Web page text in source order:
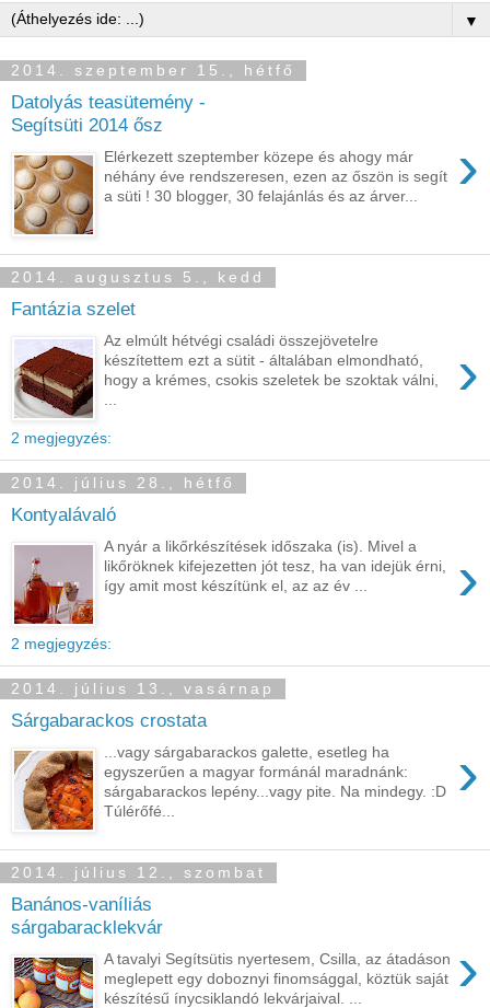
▼
2014. szeptember 15., hétfő
Datolyás teasütemény -
Segítsüti 2014 ősz
›
Elérkezett szeptember közepe és ahogy már
néhány éve rendszeresen, ezen az őszön is segít
a süti ! 30 blogger, 30 felajánlás és az árver...
2014. augusztus 5., kedd
Fantázia szelet
›
Az elmúlt hétvégi családi összejövetelre
készítettem ezt a sütit - általában elmondható,
hogy a krémes, csokis szeletek be szoktak válni,
2 megjegyzés:
2014. július 28., hétfő
Kontyalávaló
›
A nyár a likőrkészítések időszaka (is). Mivel a
likőröknek kifejezetten jót tesz, ha van idejük érni,
így amit most készítünk el, az az év ...
2 megjegyzés:
2014. július 13., vasárnap
Sárgabarackos crostata
›
...vagy sárgabarackos galette, esetleg ha
egyszerűen a magyar formánál maradnánk:
sárgabarackos lepény...vagy pite. Na mindegy. :D
Túlérőfé...
2014. július 12., szombat
Banános-vaníliás
sárgabaracklekvár
›
A tavalyi Segítsütis nyertesem, Csilla, az átadáson
meglepett egy doboznyi finomsággal, köztük saját
készítésű ínycsiklandó lekvárjaival. ...